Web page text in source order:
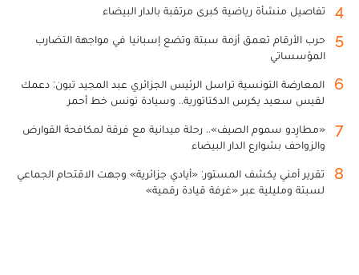
4 تفاصيل منشأة رياضية كبرى مرتقبة بالدار البيضاء
5
حرب الأرقام تعمق أزمة سبتة وتضع إسبانيا في مواجهة التضارب
المؤسساتي
6
المعارضة التونسية تراسل الرئيس الجزائري عبد المجيد تبون: دعمك
لقيس سعيد يكرس الدكتاتورية.. وسيادة تونس خط أحمر
7
«مطارِدو سموم الصيف».. رحلة ميدانية مع فرقة لمكافحة القوارض
والزواحف بشوارع الدار البيضاء
8
تقرير أمني يكشف المستور: «أيادي جزائرية» وجهت الاقتحام الجماعي
لسبتة ومليلية عبر «غرفة قيادة رقمية»